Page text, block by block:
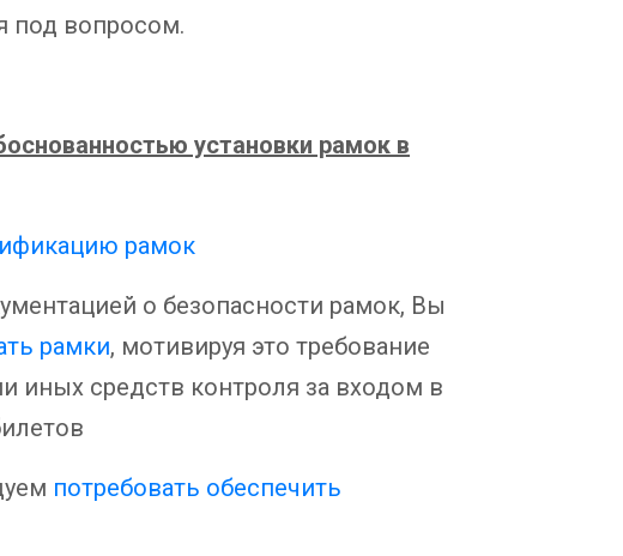
под вопросом.
установки рамок в
рамок
о безопасности рамок, Вы
рамки, мотивируя это требование
иных средств контроля за входом в
потребовать обеспечить